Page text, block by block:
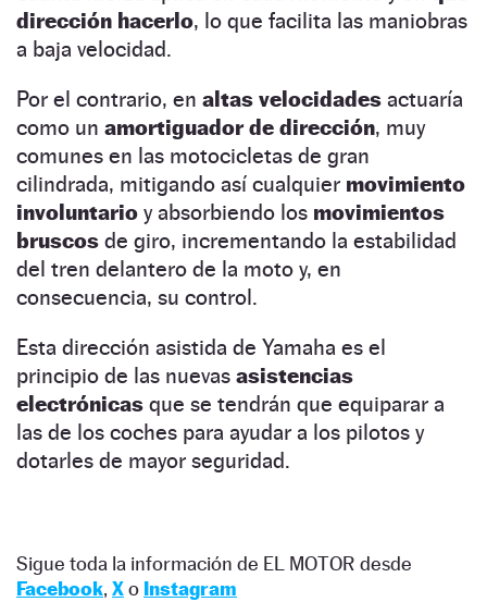
dirección hacerlo, lo que facilita las maniobras
a baja velocidad.
Por el contrario, en altas velocidades actuaría
como un amortiguador de dirección, muy
comunes en las motocicletas de gran
cilindrada, mitigando así cualquier movimiento
involuntario y absorbiendo los movimientos
bruscos de giro, incrementando la estabilidad
del tren delantero de la moto y, en
consecuencia, su control.
Esta dirección asistida de Yamaha es el
principio de las nuevas asistencias
electrónicas que se tendrán que equiparar a
las de los coches para ayudar a los pilotos y
dotarles de mayor seguridad.
Sigue toda la información de EL MOTOR desde
Facebook, Xo Instagram